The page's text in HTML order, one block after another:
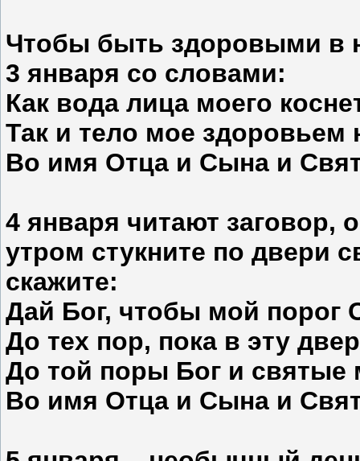
Чтобы быть здоровыми в
3 января со словами:
Как вода лица моего
Так и тело мое здоровьем
Во имя Отца и Сына и
4 января читают заговор,
утром стукните по двери
скажите:
Дай Бог, чтобы мой порог
До тех пор, пока в эту
До той поры Бог и святые
Во имя Отца и Сына и